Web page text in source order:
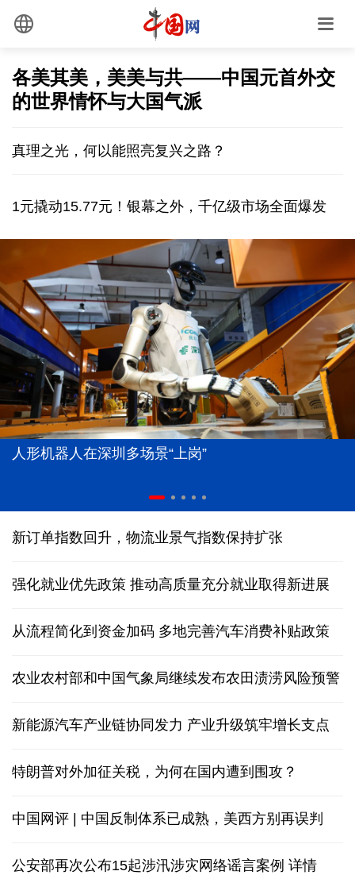
各美其美，美美与共——中国元首外交
的世界情怀与大国气派
真理之光，何以能照亮复兴之路？
1元撬动15.77元！银幕之外，千亿级市场全面爆发
人形机器人在深圳多场景“上岗”
新订单指数回升，物流业景气指数保持扩张
强化就业优先政策 推动高质量充分就业取得新进展
从流程简化到资金加码 多地完善汽车消费补贴政策
农业农村部和中国气象局继续发布农田渍涝风险预警
新能源汽车产业链协同发力 产业升级筑牢增长支点
特朗普对外加征关税，为何在国内遭到围攻？
中国网评 | 中国反制体系已成熟，美西方别再误判
公安部再次公布15起涉汛涉灾网络谣言案例 详情